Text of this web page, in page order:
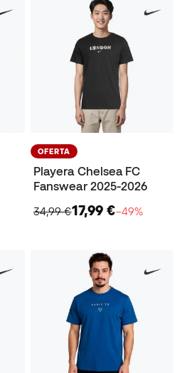
OFERTA
Playera Chelsea FC
Fanswear 2025-2026
34,99 €17,99 €−49%